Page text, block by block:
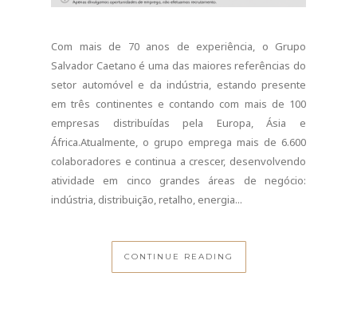
Com mais de 70 anos de experiência, o Grupo
Salvador Caetano é uma das maiores referências do
setor automóvel e da indústria, estando presente
em três continentes e contando com mais de 100
empresas distribuídas pela Europa, Ásia e
África.Atualmente, o grupo emprega mais de 6.600
colaboradores e continua a crescer, desenvolvendo
atividade em cinco grandes áreas de negócio:
indústria, distribuição, retalho, energia...
CONTINUE READING